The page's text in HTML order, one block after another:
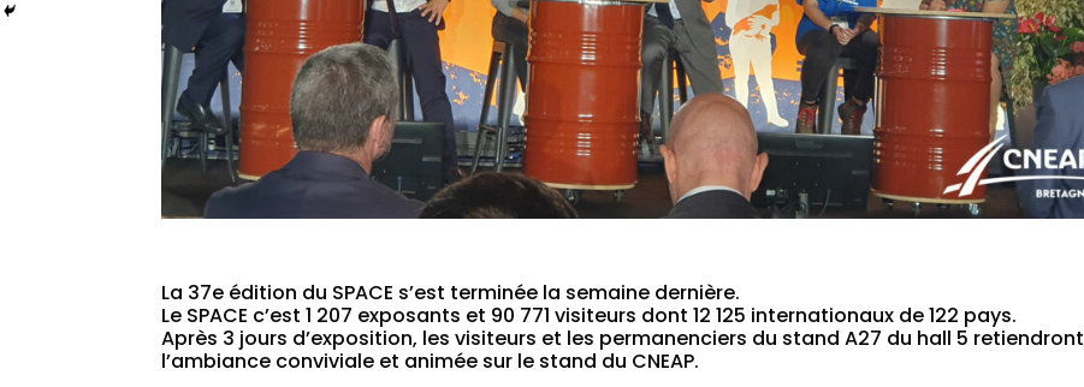
La 37e édition du SPACE s’est terminée la semaine dernière.
Le SPACE c’est 1 207 exposants et 90 771 visiteurs dont 12 125 internationaux de 122 pays.
Après 3 jours d’exposition, les visiteurs et les permanenciers du stand A27 du hall 5 retiendront
l’ambiance conviviale et animée sur le stand du CNEAP.